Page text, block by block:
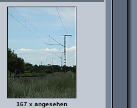
167 x angesehen